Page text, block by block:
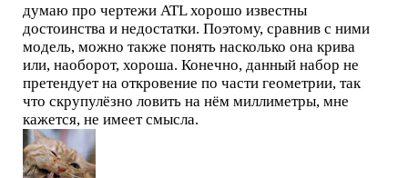
думаю про чертежи ATL хорошо известны
достоинства и недостатки. Поэтому, сравнив с ними
модель, можно также понять насколько она крива
или, наоборот, хороша. Конечно, данный набор не
претендует на откровение по части геометрии, так
что скрупулёзно ловить на нём миллиметры, мне
кажется, не имеет смысла.